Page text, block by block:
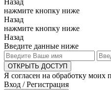
Назад
нажмите кнопку ниже
Назад
нажмите кнопку ниже
Назад
Введите данные ниже
ОТКРЫТЬ ДОСТУП
Я согласен на обработку моих
Вход / Регистрация